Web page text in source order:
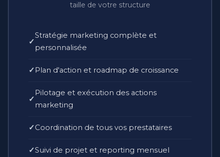
taille de votre structure
Stratégie marketing complète et
personnalisée
Plan d'action et roadmap de croissance
Pilotage et exécution des actions
marketing
Coordination de tous vos prestataires
Suivi de projet et reporting mensuel